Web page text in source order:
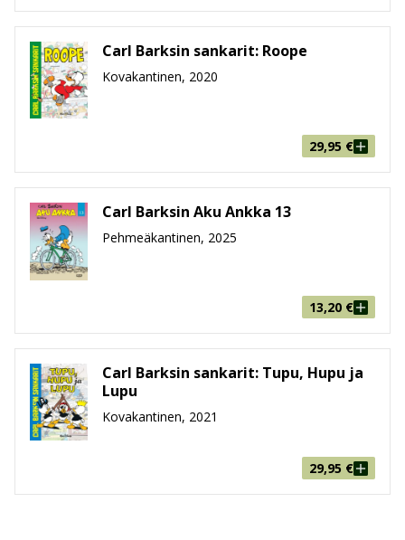
Carl Barksin sankarit: Roope
Kovakantinen, 2020
29,95 €
Carl Barksin Aku Ankka 13
Pehmeäkantinen, 2025
13,20 €
Carl Barksin sankarit: Tupu, Hupu ja
Lupu
Kovakantinen, 2021
29,95 €